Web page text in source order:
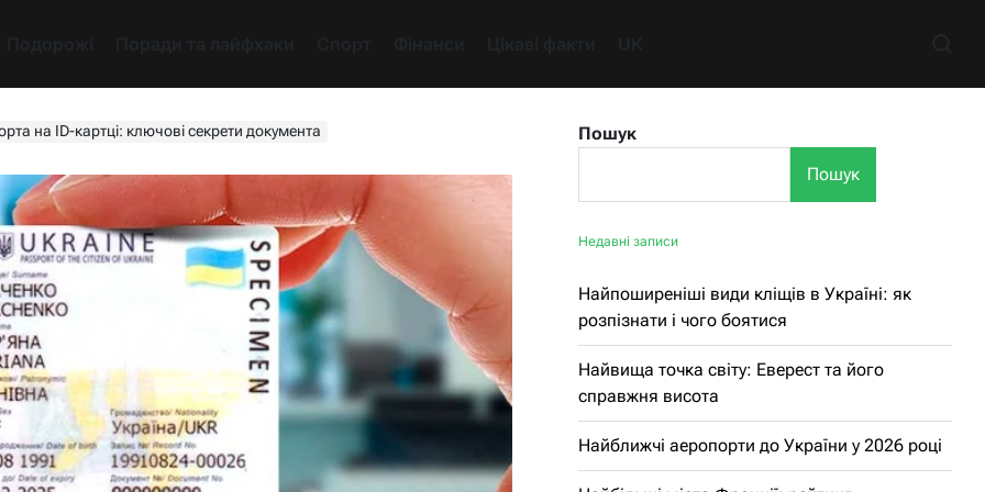
на ID-картці: ключові секрети документа
Пошук
Пошук
Недавні записи
Найпоширеніші види кліщів в Україні: як
розпізнати і чого боятися
Найвища точка світу: Еверест та його
справжня висота
Найближчі аеропорти до України у 2026 році